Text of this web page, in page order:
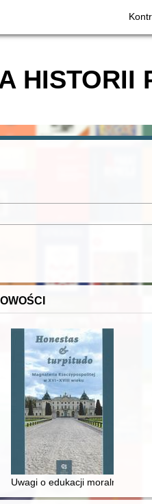
HISTORII
i towarzyski lokalnego
Uwagi o edukacji moralnej